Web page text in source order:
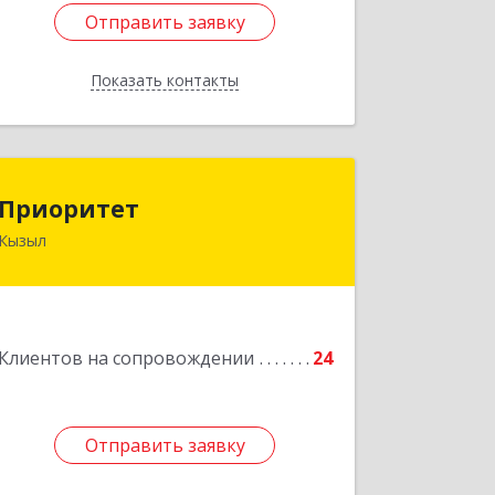
Отправить заявку
Показать контакты
Отправить заявку
Назад
Приоритет
Кызыл
Клиентов на сопровождении 24
Отправить заявку
Подробнее
Отправить заявку